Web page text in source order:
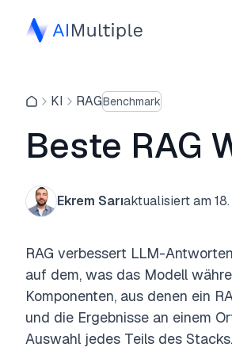
KI RAGBenchmark
Beste RAG
Ekrem Sarıaktualisiert am
RAG verbessert LLM-
auf dem, was das Modell
Komponenten, aus denen ein
und die Ergebnisse an einem
Auswahl jedes Teils des Stacks.